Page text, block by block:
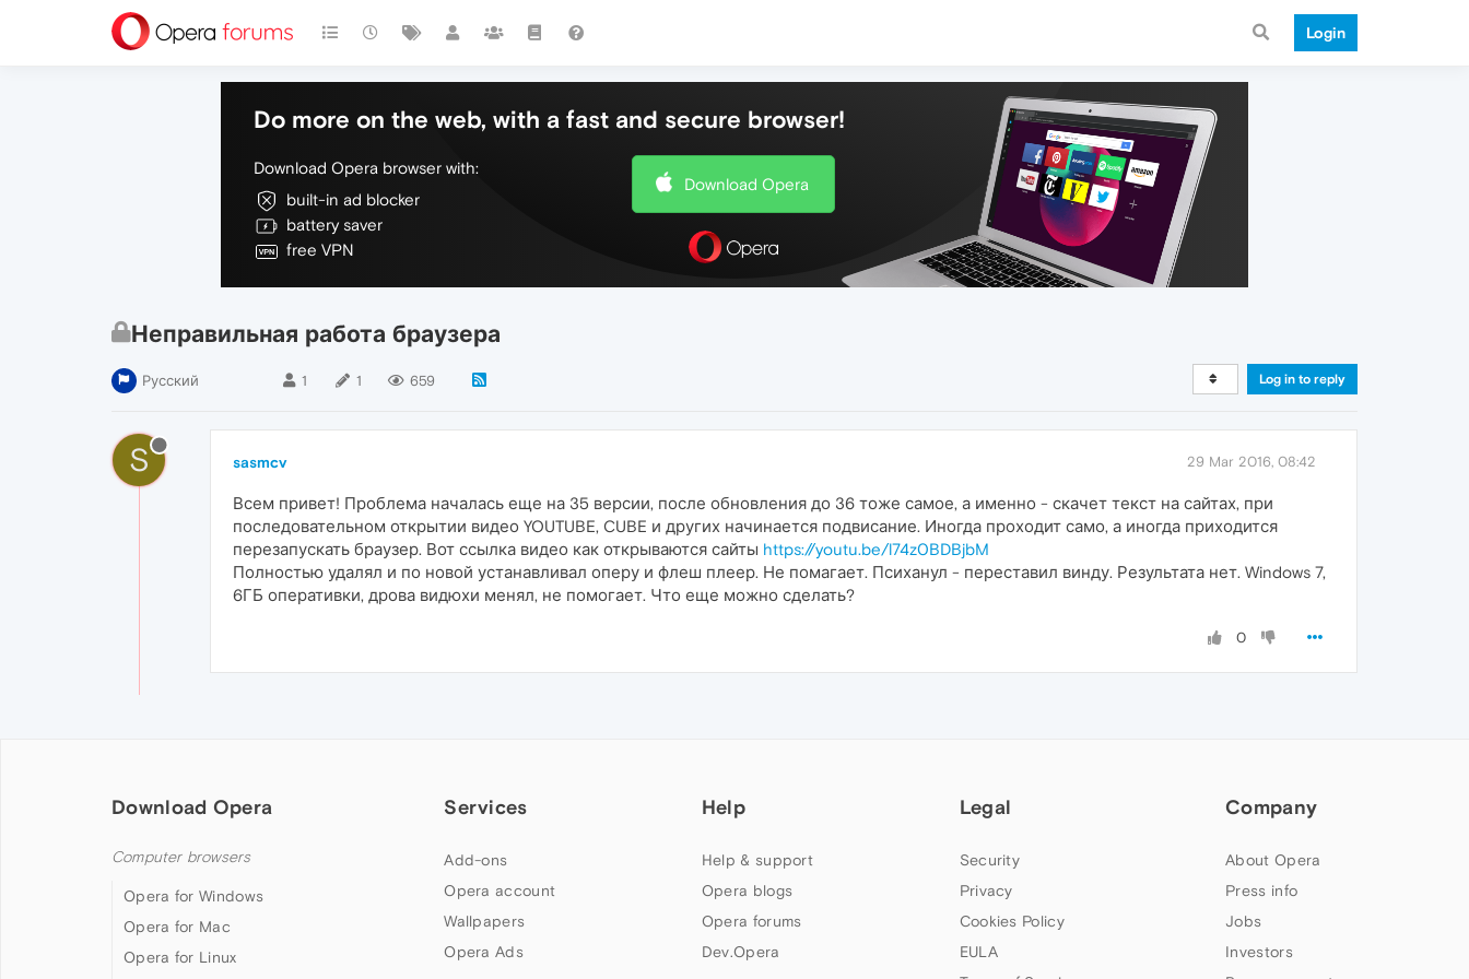
Login
Do more on the web, with a fast and secure browser!
Download Opera browser with:
built-in ad blocker
battery saver
free VPN
Download Opera
Неправильная работа браузера
Русский 1 1 659 Log in to reply
S sasmcv 29 Mar 2016, 08:42
Всем привет! Проблема началась еще на 35 версии, после обновления до 36 тоже самое, а именно - скачет текст на сайтах, при
последовательном открытии видео YOUTUBE, CUBE и других начинается подвисание. Иногда проходит само, а иногда приходится
перезапускать браузер. Вот ссылка видео как открываются сайты https://youtu.be/l74z0BDBjbM
Полностью удалял и по новой устанавливал оперу и флеш плеер. Не помагает. Психанул - переставил винду. Результата нет. Windows 7,
6ГБ оперативки, дрова видюхи менял, не помогает. Что еще можно сделать?
0
Download Opera
Computer browsers
Opera for Windows
Opera for Mac
Opera for Linux
Services
Add-ons
Opera account
Wallpapers
Opera Ads
Help
Help & support
Opera blogs
Opera forums
Dev.Opera
Legal
Security
Privacy
Cookies Policy
EULA
Company
About Opera
Press info
Jobs
Investors